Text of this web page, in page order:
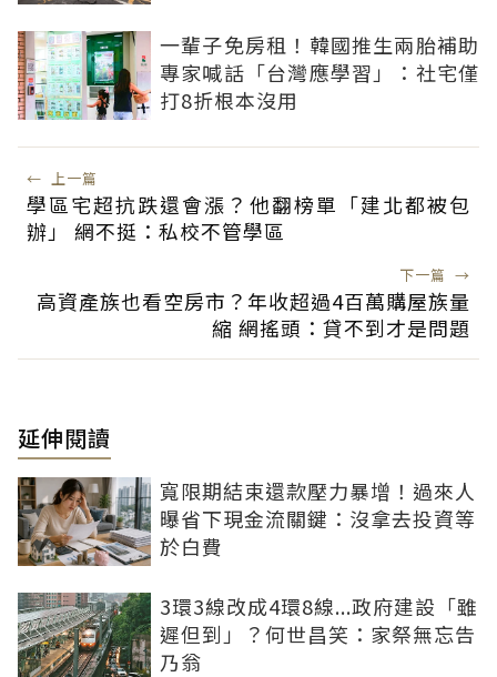
一輩子免房租！韓國推生兩胎補助
專家喊話「台灣應學習」：社宅僅
打8折根本沒用
← 上一篇
學區宅超抗跌還會漲？他翻榜單「建北都被包
辦」 網不挺：私校不管學區
下一篇 →
高資產族也看空房市？年收超過4百萬購屋族量
縮 網搖頭：貸不到才是問題
延伸閱讀
寬限期結束還款壓力暴增！過來人
曝省下現金流關鍵：沒拿去投資等
於白費
3環3線改成4環8線...政府建設「雖
遲但到」？何世昌笑：家祭無忘告
乃翁